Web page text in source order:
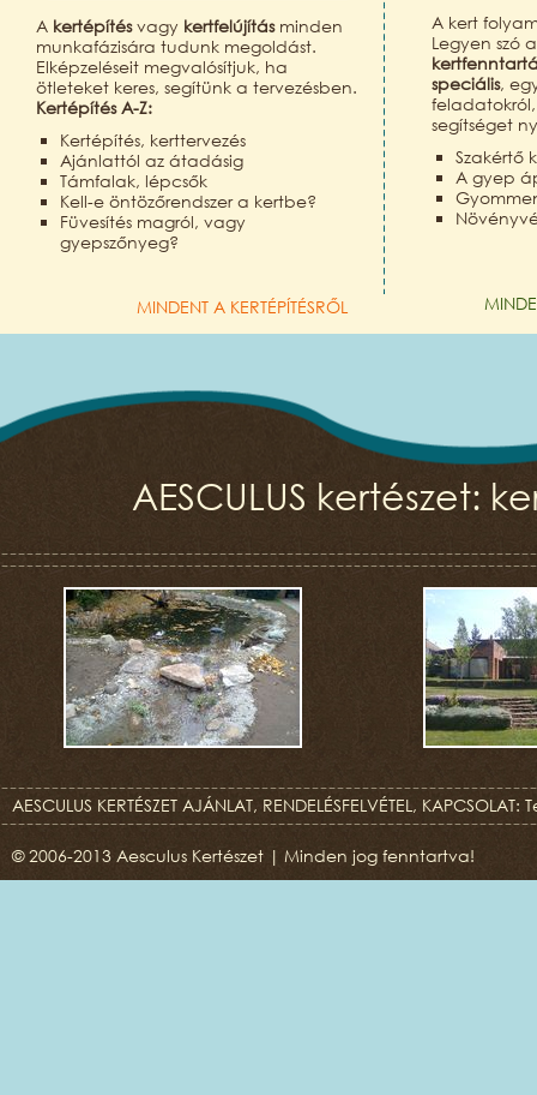
A kertépítésvagy kertfelújításminden
munkafázisára tudunk megoldást.
Elképzeléseit megvalósítjuk, ha
ötleteket keres, segítünk a tervezésben.
Kertépítés A-Z:
Kertépítés, kerttervezés
Ajánlattól az átadásig
Támfalak, lépcsők
Kell-e öntözőrendszer a kertbe?
Füvesítés magról, vagy
gyepszőnyeg?
MINDENT A KERTÉPÍTÉSRŐL
A kert
Legyen szó
speciális,
segítséget
Szakértő
A gyep
AESCULUS kertészet:
AESCULUS KERTÉSZET AJÁNLAT, RENDELÉSFELVÉTEL,
© 2006-2013 Aesculus Kertészet | Minden jog fenntartva!